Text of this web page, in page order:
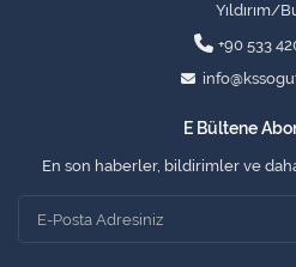
Yıldırım/
+90 533
E Bültene
En son haberler, bildirimler ve